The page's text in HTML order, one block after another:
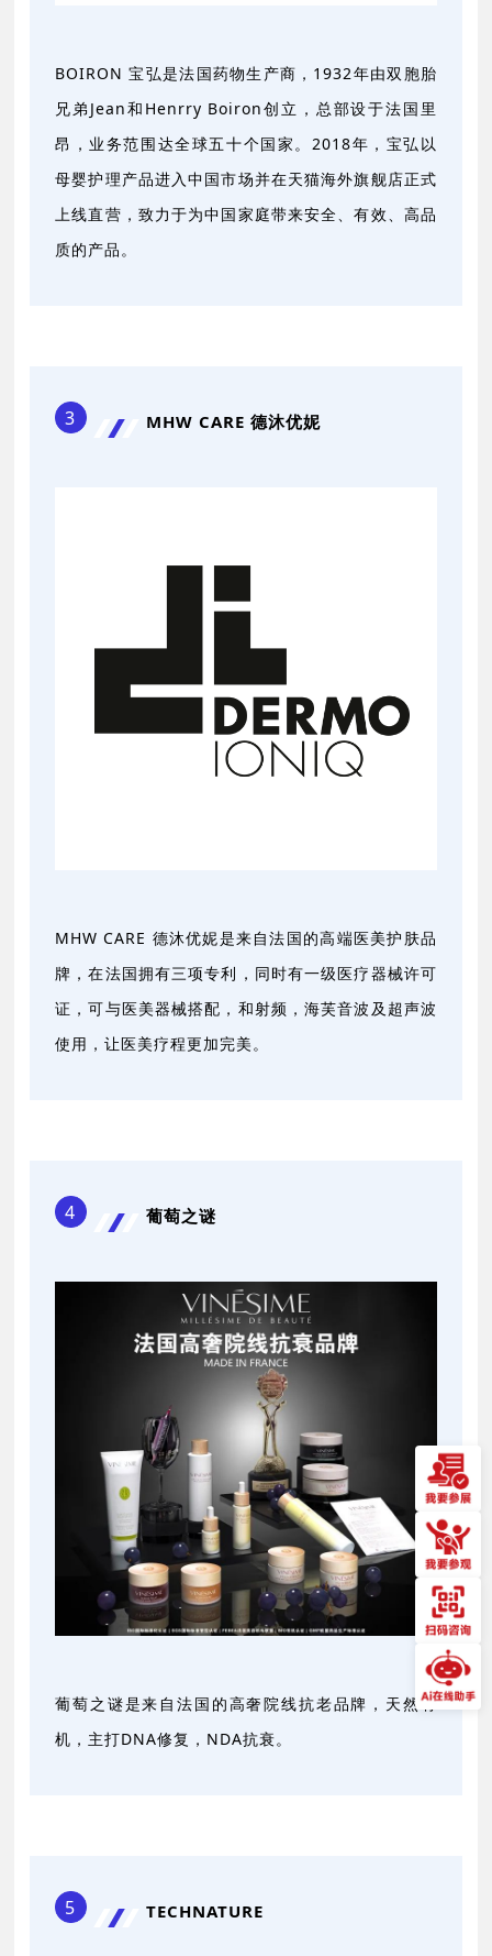
BOIRON 宝弘是法国药物生产商，1932年由双胞胎
兄弟Jean和Henrry Boiron创立，总部设于法国里
昂，业务范围达全球五十个国家。2018年，宝弘以
母婴护理产品进入中国市场并在天猫海外旗舰店正式
上线直营，致力于为中国家庭带来安全、有效、高品
质的产品。
3 MHW CARE 德沐优妮
MHW CARE 德沐优妮是来自法国的高端医美护肤品
牌，在法国拥有三项专利，同时有一级医疗器械许可
证，可与医美器械搭配，和射频，海芙音波及超声波
使用，让医美疗程更加完美。
4 葡萄之谜
葡萄之谜是来自法国的高奢院线抗老品牌，天然有
机，主打DNA修复，NDA抗衰。
5 TECHNATURE